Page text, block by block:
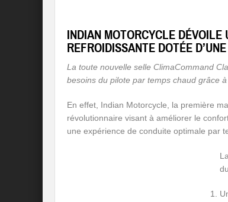
INDIAN MOTORCYCLE
REFROIDISSANTE DOTÉE
La toute nouvelle selle ClimaCommand
besoins du pilote par temps chaud grâce
En effet, Indian Motorcycle, la première
révolutionnaire visant à améliorer le
une expérience de conduite optimale par